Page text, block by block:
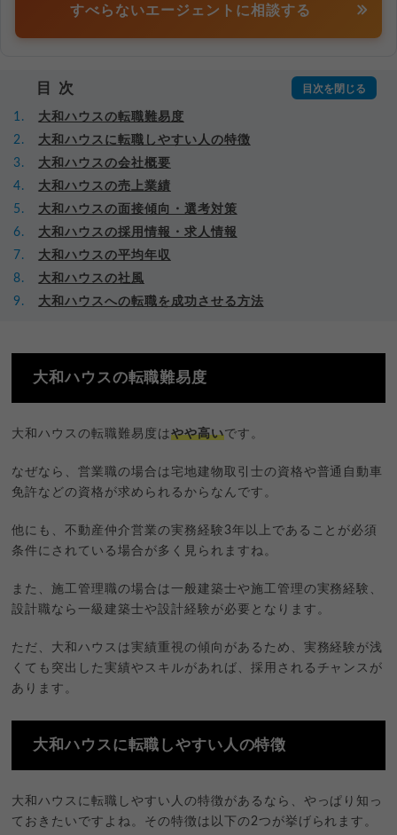
すべらないエージェントに相談する
目次
大和ハウスの転職難易度
大和ハウスに転職しやすい人の特徴
大和ハウスの会社概要
大和ハウスの売上業績
大和ハウスの面接傾向・選考対策
大和ハウスの採用情報・求人情報
大和ハウスの平均年収
大和ハウスの社風
大和ハウスへの転職を成功させる方法
大和ハウスの転職難易度
大和ハウスの転職難易度はやや高いです。
なぜなら、営業職の場合は宅地建物取引士の資格や普通自動車
免許などの資格が求められるからなんです。
他にも、不動産仲介営業の実務経験3年以上であることが必須
条件にされている場合が多く見られますね。
また、施工管理職の場合は一般建築士や施工管理の実務経験、
設計職なら一級建築士や設計経験が必要となります。
ただ、大和ハウスは実績重視の傾向があるため、実務経験が浅
くても突出した実績やスキルがあれば、採用されるチャンスが
あります。
大和ハウスに転職しやすい人の特徴
大和ハウスに転職しやすい人の特徴があるなら、やっぱり知っ
ておきたいですよね。その特徴は以下の2つが挙げられます。